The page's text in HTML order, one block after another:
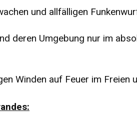
und allfälligen
deren Umgebung nur im
Winden auf Feuer im Freien